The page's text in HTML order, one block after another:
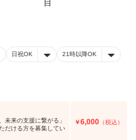
日祝OK 21時以降OK
未来の支援に繋がる」
だける方を募集してい
￥6,000 （税込）